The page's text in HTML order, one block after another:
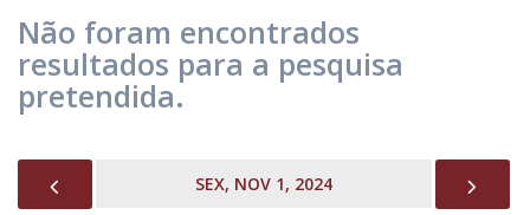
Não foram encontrados
resultados para a pesquisa
pretendida.
SEX, NOV 1, 2024